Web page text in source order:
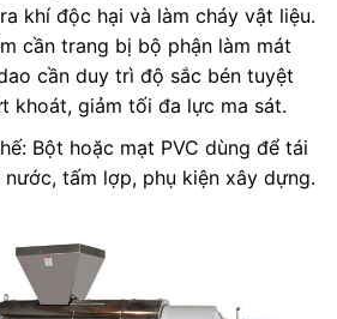
khí độc hại và làm cháy vật liệu.
cần trang bị bộ phận làm mát
cần duy trì độ sắc bén tuyệt
khoát, giảm tối đa lực ma sát.
Bột hoặc mạt PVC dùng để tái
tấm lợp, phụ kiện xây dựng.